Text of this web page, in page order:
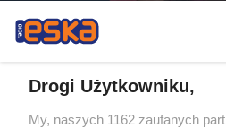
Drogi Użytkowniku,
My, naszych 1162 zaufanych